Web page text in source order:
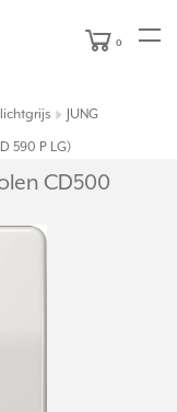
0
JUNG
590 P LG)
CD500